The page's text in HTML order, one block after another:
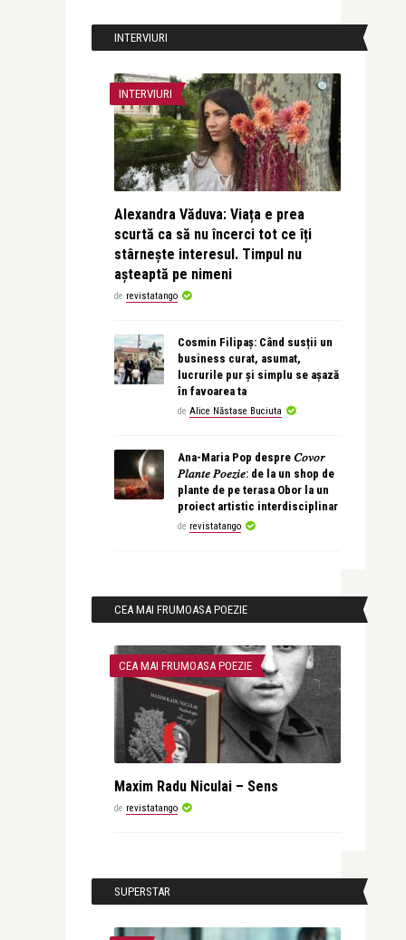
INTERVIURI
INTERVIURI
Alexandra Văduva: Viața e prea
scurtă ca să nu încerci tot ce îți
stârnește interesul. Timpul nu
așteaptă pe nimeni
de revistatango
Cosmin Filipaș: Când susții un
business curat, asumat,
lucrurile pur și simplu se așază
în favoarea ta
de Alice Năstase Buciuta
Ana-Maria Pop despre 𝐶𝑜𝑣𝑜𝑟
𝑃𝑙𝑎𝑛𝑡𝑒 𝑃𝑜𝑒𝑧𝑖𝑒: de la un shop de
plante de pe terasa Obor la un
proiect artistic interdisciplinar
de revistatango
CEA MAI FRUMOASA POEZIE
CEA MAI FRUMOASA POEZIE
Maxim Radu Niculai – Sens
de revistatango
SUPERSTAR